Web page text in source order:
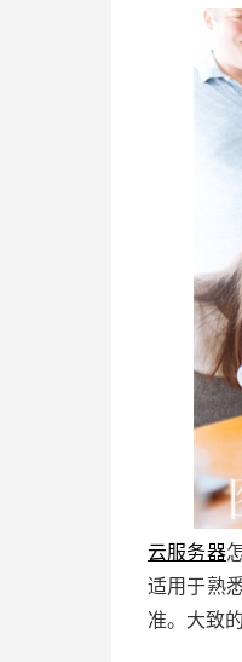
云服务器
适用于熟
准。大致